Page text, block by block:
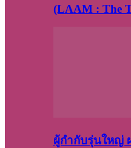
(LAAM : The
ผู้กำกับรุ่นใหญ่